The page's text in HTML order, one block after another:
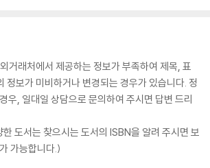
거래처에서 제공하는 정보가 부족하여 제목, 표
정보가 미비하거나 변경되는 경우가 있습니다. 정
우, 일대일 상담으로 문의하여 주시면 답변 드리
도서는 찾으시는 도서의 ISBN을 알려 주시면 보
가능합니다.)